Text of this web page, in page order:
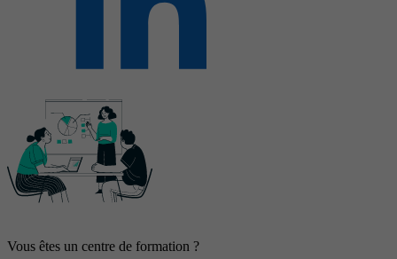
Vous êtes un centre de formation ?